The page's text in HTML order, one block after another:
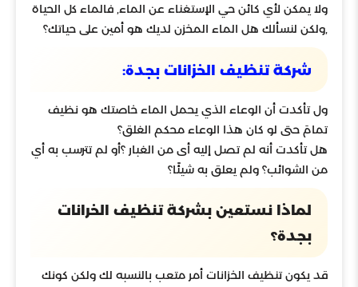
ولا يمكن لأي كائن حي الإستغناء عن الماء, فالماء كل الحياة
,ولكن لنسألك هل الماء المخزن لديك هو أمين على حياتك؟
شركة تنظيف الخزانات بجدة:
ول تأكدت أن الوعاء الذي يحمل الماء خاصتك هو نظيف
تمامَ حتى لو كان هذا الوعاء محكم الغلق؟
هل تأكدت أنه لم تصل إليه أى من الغبار ؟أو لم تترسب به أي
من الشوائب؟ ولم يعلق به شيئًا؟
لماذا نستعين بشركة تنظيف الخرانات
بجدة؟
قد يكون تنظيف الخزانات أمر متعب بالنسبه لك ولكن كونك